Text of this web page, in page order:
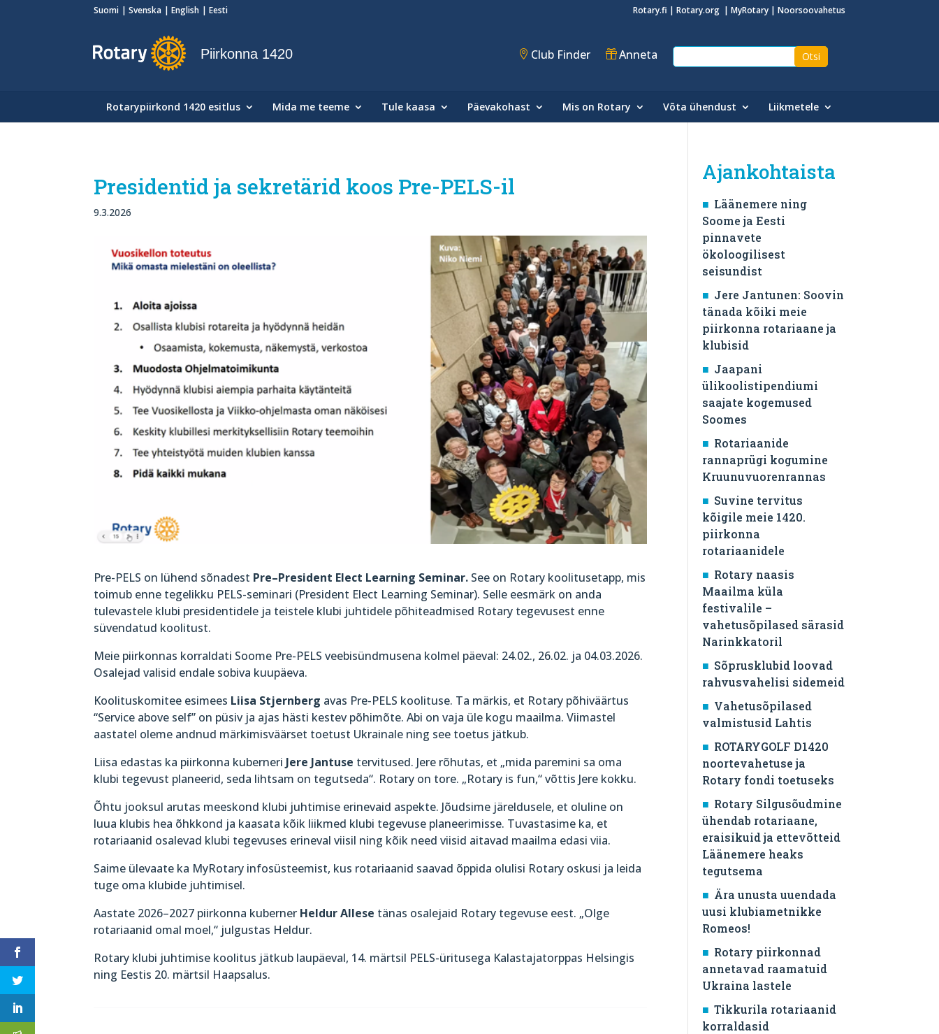
Suomi Svenska English Eesti Rotary.fi | Rotary.org | MyRotary| Noorsoovahetus
Piirkonna 1420 Club Finder Anneta
Rotarypiirkond 1420 esitlus Mida me teeme Tule kaasa Päevakohast Mis on Rotary Võta ühendust Liikmetele
Presidentid ja sekretärid koos Pre-PELS-il
9.3.2026
Pre-PELS on lühend sõnadest Pre–President Elect Learning Seminar. See on Rotary koolitusetapp, mis
toimub enne tegelikku PELS-seminari (President Elect Learning Seminar). Selle eesmärk on anda
tulevastele klubi presidentidele ja teistele klubi juhtidele põhiteadmised Rotary tegevusest enne
süvendatud koolitust.
Meie piirkonnas korraldati Soome Pre-PELS veebisündmusena kolmel päeval: 24.02., 26.02. ja 04.03.2026.
Osalejad valisid endale sobiva kuupäeva.
Koolituskomitee esimees Liisa Stjernberg avas Pre-PELS koolituse. Ta märkis, et Rotary põhiväärtus
“Service above self” on püsiv ja ajas hästi kestev põhimõte. Abi on vaja üle kogu maailma. Viimastel
aastatel oleme andnud märkimisväärset toetust Ukrainale ning see toetus jätkub.
Liisa edastas ka piirkonna kuberneri Jere Jantuse tervitused. Jere rõhutas, et „mida paremini sa oma
klubi tegevust planeerid, seda lihtsam on tegutseda“. Rotary on tore. „Rotary is fun,“ võttis Jere kokku.
Õhtu jooksul arutas meeskond klubi juhtimise erinevaid aspekte. Jõudsime järeldusele, et oluline on
luua klubis hea õhkkond ja kaasata kõik liikmed klubi tegevuse planeerimisse. Tuvastasime ka, et
rotariaanid osalevad klubi tegevuses erineval viisil ning kõik need viisid aitavad maailma edasi viia.
Saime ülevaate ka MyRotary infosüsteemist, kus rotariaanid saavad õppida olulisi Rotary oskusi ja leida
tuge oma klubide juhtimisel.
Aastate 2026–2027 piirkonna kuberner Heldur Allese tänas osalejaid Rotary tegevuse eest. „Olge
rotariaanid omal moel,“ julgustas Heldur.
Rotary klubi juhtimise koolitus jätkub laupäeval, 14. märtsil PELS-üritusega Kalastajatorppas Helsingis
ning Eestis 20. märtsil Haapsalus.
Ajankohtaista
Läänemere ning
Soome ja Eesti
pinnavete
ökoloogilisest
seisundist
Jere Jantunen: Soovin
tänada kõiki meie
piirkonna rotariaane ja
klubisid
Jaapani
ülikoolistipendiumi
saajate kogemused
Soomes
Rotariaanide
rannaprügi kogumine
Kruunuvuorenrannas
Suvine tervitus
kõigile meie 1420.
piirkonna
rotariaanidele
Rotary naasis
Maailma küla
festivalile –
vahetusõpilased särasid
Narinkkatoril
Sõprusklubid loovad
rahvusvahelisi sidemeid
Vahetusõpilased
valmistusid Lahtis
ROTARYGOLF D1420
noortevahetuse ja
Rotary fondi toetuseks
Rotary Silgusõudmine
ühendab rotariaane,
eraisikuid ja ettevõtteid
Läänemere heaks
tegutsema
Ära unusta uuendada
uusi klubiametnikke
Romeos!
Rotary piirkonnad
annetavad raamatuid
Ukraina lastele
Tikkurila rotariaanid
korraldasid